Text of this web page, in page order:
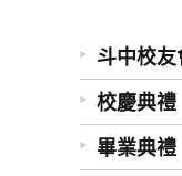
斗中校
校慶典禮
畢業典禮